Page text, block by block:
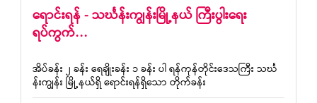
ရောင်းရန် - သင်္ဃန်းကျွန်းမြို့နယ် ကြီးပွါးရေး
ရပ်ကွက်…
အိပ်ခန်း ၂ ခန်း ရေချိုးခန်း ၁ ခန်း ပါ ရန်ကုန်တိုင်းဒေသကြီး သင်္ဃ
န်းကျွန်း မြို့နယ်ရှိ ရောင်းရန်ရှိသော တိုက်ခန်း